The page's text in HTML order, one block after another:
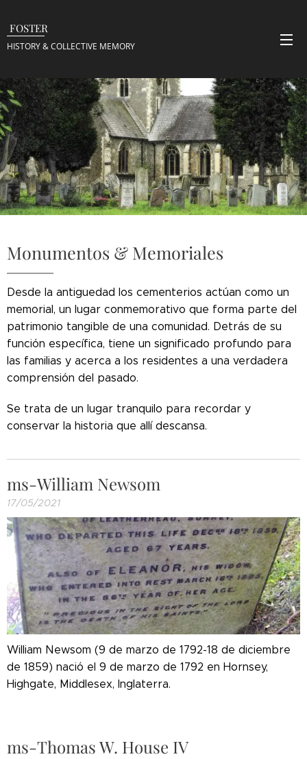
FOSTER
HISTORY & COLLECTIVE MEMORY
Monumentos & Memoriales
Desde la antiguedad los cementerios actúan como un
memorial, un lugar conmemorativo que forma parte del
patrimonio tangible de una comunidad. Detrás de su
función específica, tiene un significado profundo para
las familias y acerca a los residentes a una verdadera
comprensión del pasado.
Se trata de un lugar tranquilo para recordar y
conservar la historia que allí descansa.
ms-William Newsom
17/05/2021
William Newsom (9 de marzo de 1792-18 de diciembre
de 1859) nació el 9 de marzo de 1792 en Hornsey,
Highgate, Middlesex, Inglaterra.
ms-Thomas W. House IV